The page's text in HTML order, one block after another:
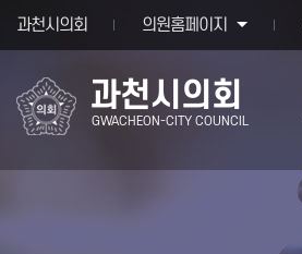
과천시의회 의원홈페이지
과천시의회
GWACHEON-CITY COUNCIL